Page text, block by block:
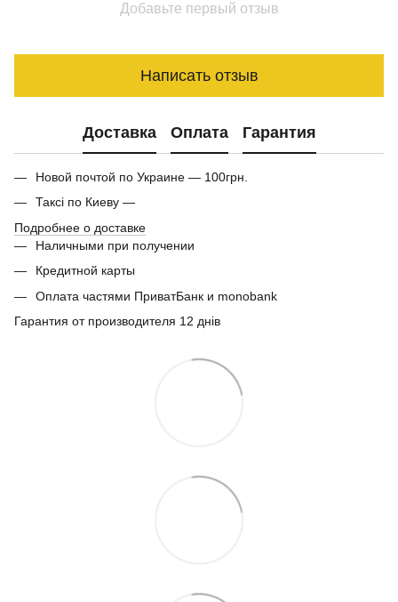
Добавьте первый отзыв
Написать отзыв
Доставка Оплата Гарантия
Новой почтой по Украине — 100грн.
Таксі по Киеву —
Подробнее о доставке
Наличными при получении
Кредитной карты
Оплата частями ПриватБанк и monobank
Гарантия от производителя 12 днів